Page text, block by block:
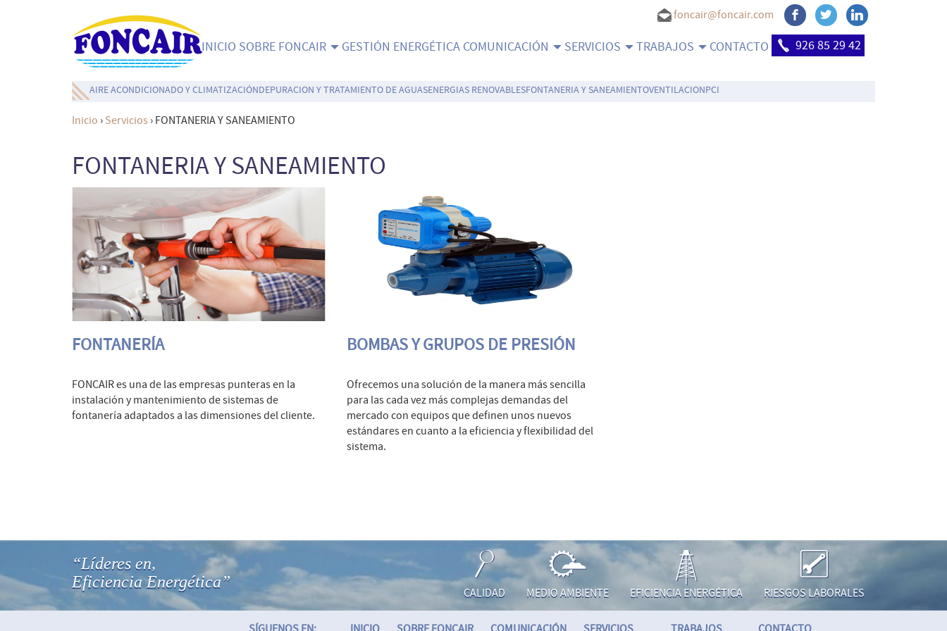
foncair@foncair.com
INICIO SOBRE FONCAIR GESTIÓN ENERGÉTICA COMUNICACIÓN SERVICIOS TRABAJOS CONTACTO 926 85 29 42
AIRE ACONDICIONADO Y CLIMATIZACIÓNDEPURACION Y TRATAMIENTO DE AGUASENERGIAS RENOVABLESFONTANERIA Y SANEAMIENTOVENTILACIONPCI
Inicio › Servicios › FONTANERIA Y SANEAMIENTO
FONTANERIA Y SANEAMIENTO
FONTANERÍA
FONCAIR es una de las empresas punteras en la
instalación y mantenimiento de sistemas de
fontanería adaptados a las dimensiones del cliente.
BOMBAS Y GRUPOS DE PRESIÓN
Ofrecemos una solución de la manera más sencilla
para las cada vez más complejas demandas del
mercado con equipos que definen unos nuevos
estándares en cuanto a la eficiencia y flexibilidad del
sistema.
“Líderes en,
Eficiencia Energética”
CALIDAD MEDIO AMBIENTE EFICIENCIA ENERGÉTICA RIESGOS LABORALES